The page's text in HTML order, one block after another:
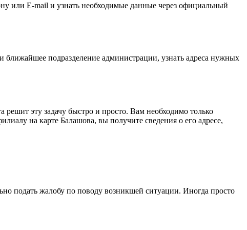
или E-mail и узнать необходимые данные через официальный
подразделение администрации, узнать адреса нужных
эту задачу быстро и просто. Вам необходимо только
на карте Балашова, вы получите сведения о его адресе,
подать жалобу по поводу возникшей ситуации. Иногда просто